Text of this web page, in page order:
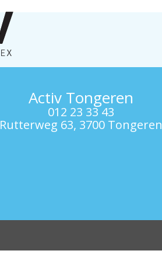
Activ Tongeren
012 23 33 43
Rutterweg 63, 3700 Tongeren